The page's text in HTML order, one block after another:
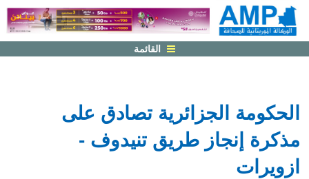
القائمة
الحكومة الجزائرية تصادق على
مذكرة إنجاز طريق تنيدوف -
ازويرات